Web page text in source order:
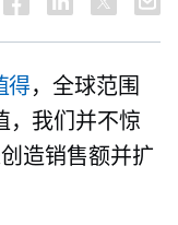
得，全球范围
，我们并不惊
造销售额并扩